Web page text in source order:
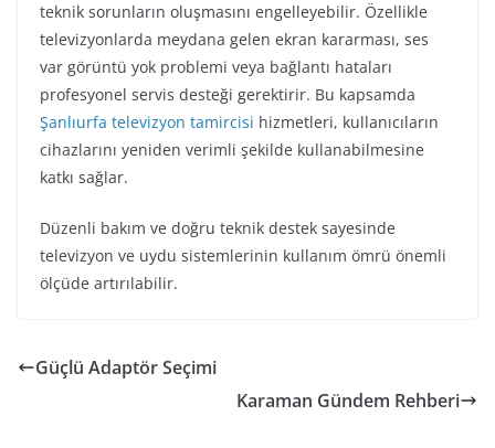
teknik sorunların oluşmasını engelleyebilir. Özellikle
televizyonlarda meydana gelen ekran kararması, ses
var görüntü yok problemi veya bağlantı hataları
profesyonel servis desteği gerektirir. Bu kapsamda
Şanlıurfa televizyon tamircisi hizmetleri, kullanıcıların
cihazlarını yeniden verimli şekilde kullanabilmesine
katkı sağlar.
Düzenli bakım ve doğru teknik destek sayesinde
televizyon ve uydu sistemlerinin kullanım ömrü önemli
ölçüde artırılabilir.
Güçlü Adaptör Seçimi
Karaman Gündem Rehberi